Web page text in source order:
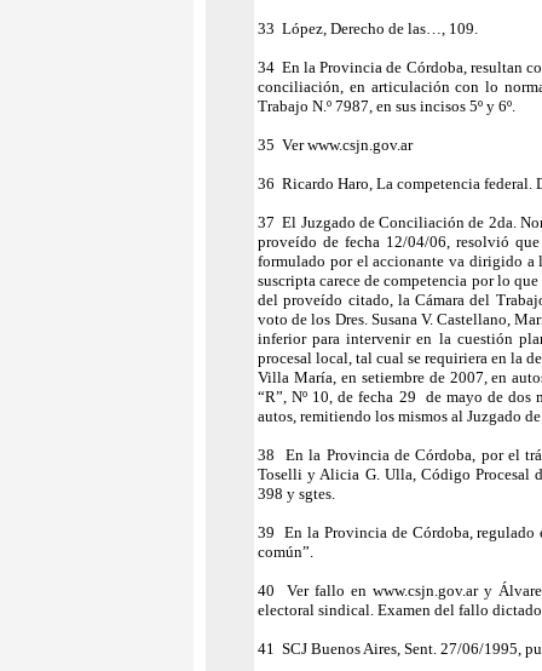
33 López, Derecho de las…, 109.
34 En la Provincia de Córdoba, resultan
conciliación, en articulación con lo
Trabajo N.º 7987, en sus incisos 5º y 6º.
35 Ver www.csjn.gov.ar
36 Ricardo Haro, La competencia federal.
37 El Juzgado de Conciliación de 2da.
proveído de fecha 12/04/06, resolvió
formulado por el accionante va dirigido a
suscripta carece de competencia por lo
del proveído citado, la Cámara del
voto de los Dres. Susana V. Castellano,
inferior para intervenir en la cuestión
procesal local, tal cual se requiriera en la
Villa María, en setiembre de 2007, en
“R”, Nº 10, de fecha 29 de mayo de
autos, remitiendo los mismos al Juzgado
38 En la Provincia de Córdoba, por el
Toselli y Alicia G. Ulla, Código Procesal
398 y sgtes.
39 En la Provincia de Córdoba,
común”.
40 Ver fallo en www.csjn.gov.ar y
electoral sindical. Examen del fallo
41 SCJ Buenos Aires, Sent. 27/06/1995,